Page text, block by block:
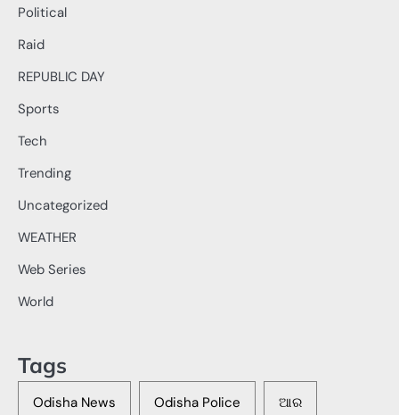
Political
Raid
REPUBLIC DAY
Sports
Tech
Trending
Uncategorized
WEATHER
Web Series
World
Tags
Odisha News Odisha Police ଆର